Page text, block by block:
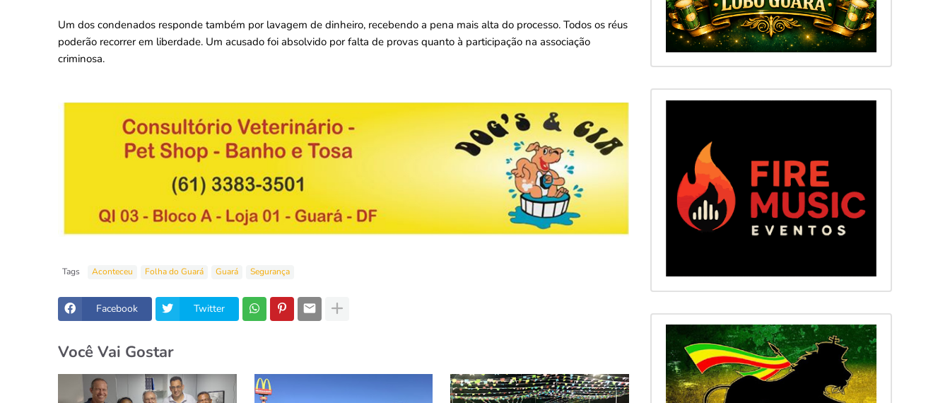
Um dos condenados responde também por lavagem de dinheiro, recebendo a pena mais alta do processo. Todos os réus
poderão recorrer em liberdade. Um acusado foi absolvido por falta de provas quanto à participação na associação
criminosa.
Tags Aconteceu Folha do Guará Guará Segurança
Facebook Twitter
Você Vai Gostar